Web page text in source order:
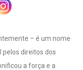
– é um nome
pelos direitos dos
a força e a